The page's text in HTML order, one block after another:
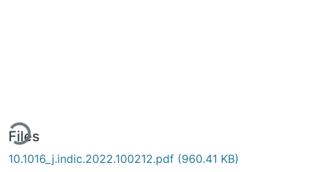
Files
10.1016_j.indic.2022.100212.pdf (960.41 KB)